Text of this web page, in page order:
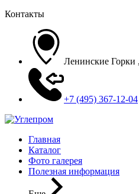
Контакты
Ленинские Горки
+7 (495) 367-12-04
Главная
Каталог
Фото галерея
Полезная информация